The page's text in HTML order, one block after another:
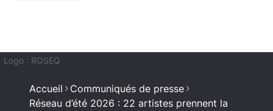
Logo : ROSEQ
Accueil
Communiqués de presse
Réseau d’été 2026 : 22 artistes prennent la